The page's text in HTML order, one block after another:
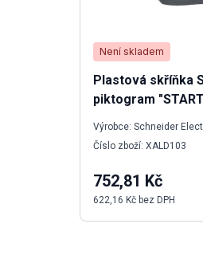
Není skladem
Plastová skříňka
piktogram
Výrobce: Schneider
Číslo zboží: XALD103
752,81 Kč
622,16 Kč bez DPH